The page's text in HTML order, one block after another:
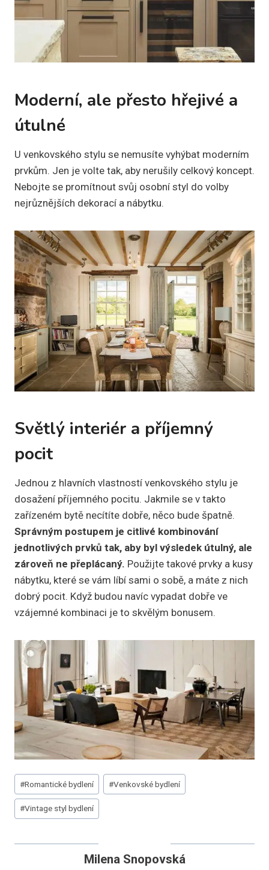
Moderní, ale přesto hřejivé a
útulné
U venkovského stylu se nemusíte vyhýbat moderním
prvkům. Jen je volte tak, aby nerušily celkový koncept.
Nebojte se promítnout svůj osobní styl do volby
nejrůznějších dekorací a nábytku.
Světlý interiér a příjemný
pocit
Jednou z hlavních vlastností venkovského stylu je
dosažení příjemného pocitu. Jakmile se v takto
zařízeném bytě necítíte dobře, něco bude špatně.
Správným postupem je citlivé kombinování
jednotlivých prvků tak, aby byl výsledek útulný, ale
zároveň ne přeplácaný. Použijte takové prvky a kusy
nábytku, které se vám líbí sami o sobě, a máte z nich
dobrý pocit. Když budou navíc vypadat dobře ve
vzájemné kombinaci je to skvělým bonusem.
Štítky
příspěvků:
#Romantické bydlení #Venkovské bydlení
#Vintage styl bydlení
Milena Snopovská